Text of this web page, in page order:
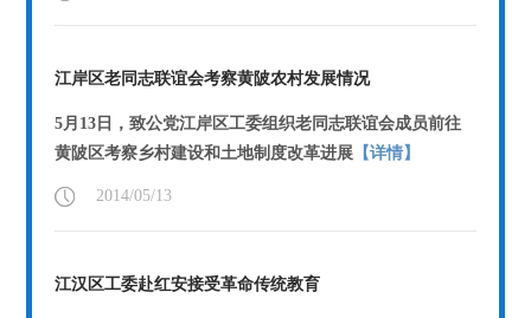
江岸区老同志联谊会考察黄陂农村发展情况
5月13日，致公党江岸区工委组织老同志联谊会成员前往
黄陂区考察乡村建设和土地制度改革进展【详情】
2014/05/13
江汉区工委赴红安接受革命传统教育